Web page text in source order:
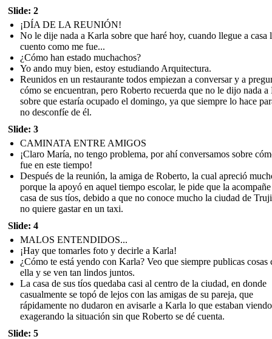
Slide: 2
¡DÍA DE LA REUNIÓN!
No le dije nada a Karla sobre que haré hoy, cuando llegue a casa
cuento como me fue...
¿Cómo han estado muchachos?
Yo ando muy bien, estoy estudiando Arquitectura.
Reunidos en un restaurante todos empiezan a conversar y a
cómo se encuentran, pero Roberto recuerda que no le dijo nada a
sobre que estaría ocupado el domingo, ya que siempre lo hace
no desconfíe de él.
Slide: 3
CAMINATA ENTRE AMIGOS
¡Claro María, no tengo problema, por ahí conversamos sobre
fue en este tiempo!
Después de la reunión, la amiga de Roberto, la cual apreció
porque la apoyó en aquel tiempo escolar, le pide que la
casa de sus tíos, debido a que no conoce mucho la ciudad de
no quiere gastar en un taxi.
Slide: 4
MALOS ENTENDIDOS...
¡Hay que tomarles foto y decirle a Karla!
¿Cómo te está yendo con Karla? Veo que siempre publicas cosas
ella y se ven tan lindos juntos.
La casa de sus tíos quedaba casi al centro de la ciudad, en donde
casualmente se topó de lejos con las amigas de su pareja, que
rápidamente no dudaron en avisarle a Karla lo que estaban
exagerando la situación sin que Roberto se dé cuenta.
Slide: 5